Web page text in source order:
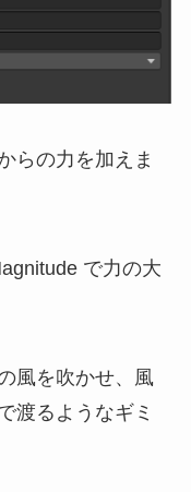
らの力を加えま
で力の大
風を吹かせ、風
渡るようなギミ